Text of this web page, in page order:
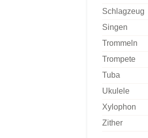
Schlagzeug
Singen
Trommeln
Trompete
Tuba
Ukulele
Xylophon
Zither